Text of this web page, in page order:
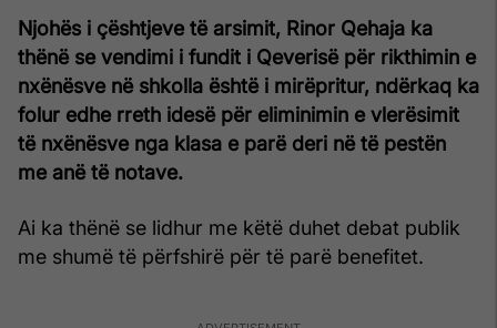
Njohës i çështjeve të arsimit, Rinor Qehaja ka
thënë se vendimi i fundit i Qeverisë për rikthimin e
nxënësve në shkolla është i mirëpritur, ndërkaq ka
folur edhe rreth idesë për eliminimin e vlerësimit
të nxënësve nga klasa e parë deri në të pestën
me anë të notave.
Ai ka thënë se lidhur me këtë duhet debat publik
me shumë të përfshirë për të parë benefitet.